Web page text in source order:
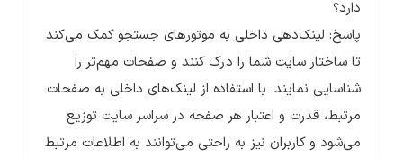
دارد؟
پاسخ: لینک‌دهی داخلی به موتورهای جستجو کمک می‌کند
تا ساختار سایت شما را درک کنند و صفحات مهم‌تر را
شناسایی نمایند. با استفاده از لینک‌های داخلی به صفحات
مرتبط، قدرت و اعتبار هر صفحه در سراسر سایت توزیع
می‌شود و کاربران نیز به راحتی می‌توانند به اطلاعات مرتبط